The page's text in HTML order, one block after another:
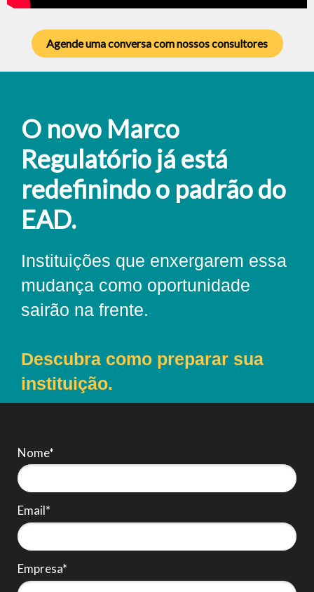
Agende uma conversa com nossos consultores
O novo Marco
Regulatório já está
redefinindo o padrão do
EAD.
Instituições que enxergarem essa
mudança como oportunidade
sairão na frente.
Descubra como preparar sua
instituição.
Nome*
Email*
Empresa*